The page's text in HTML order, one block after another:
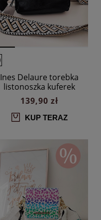
Ines Delaure torebka
listonoszka kuferek
czarna
139,90 zł
KUP TERAZ